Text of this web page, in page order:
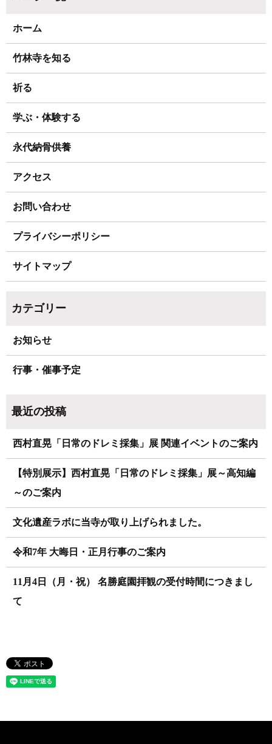
ホーム
竹林寺を知る
祈る
学ぶ・体験する
永代納骨供養
アクセス
お問い合わせ
プライバシーポリシー
サイトマップ
お知らせ
行事・催事予定
西村直晃「日常のドレミ採集」展 関連イベントのご案内
【特別展示】西村直晃「日常のドレミ採集」展～高知編
～のご案内
文化遺産ラボに当寺が取り上げられました。
令和7年 大晦日・正月行事のご案内
11月4日（月・祝） 名勝庭園拝観の受付時間につきまし
て